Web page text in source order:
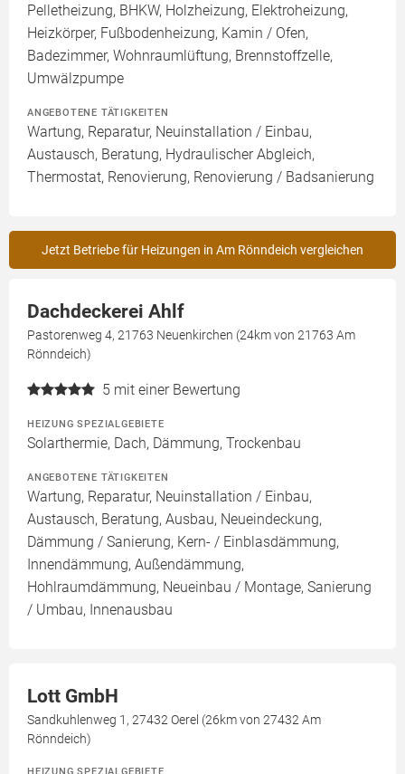
Pelletheizung, BHKW, Holzheizung, Elektroheizung,
Heizkörper, Fußbodenheizung, Kamin / Ofen,
Badezimmer, Wohnraumlüftung, Brennstoffzelle,
Umwälzpumpe
ANGEBOTENE TÄTIGKEITEN
Wartung, Reparatur, Neuinstallation / Einbau,
Austausch, Beratung, Hydraulischer Abgleich,
Thermostat, Renovierung, Renovierung / Badsanierung
Jetzt Betriebe für Heizungen in Am Rönndeich vergleichen
Dachdeckerei Ahlf
Pastorenweg 4, 21763 Neuenkirchen (24km von 21763 Am
Rönndeich)
5 mit einer Bewertung
HEIZUNG SPEZIALGEBIETE
Solarthermie, Dach, Dämmung, Trockenbau
ANGEBOTENE TÄTIGKEITEN
Wartung, Reparatur, Neuinstallation / Einbau,
Austausch, Beratung, Ausbau, Neueindeckung,
Dämmung / Sanierung, Kern- / Einblasdämmung,
Innendämmung, Außendämmung,
Hohlraumdämmung, Neueinbau / Montage, Sanierung
/ Umbau, Innenausbau
Lott GmbH
Sandkuhlenweg 1, 27432 Oerel (26km von 27432 Am
Rönndeich)
HEIZUNG SPEZIALGEBIETE